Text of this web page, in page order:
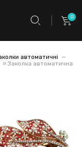
0
автоматичні
» Заколка автоматична